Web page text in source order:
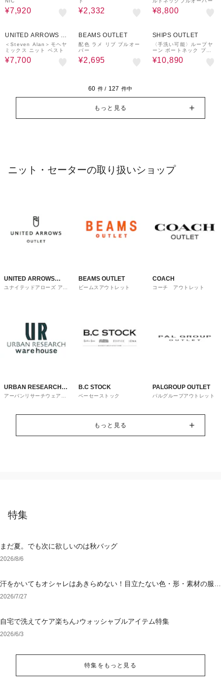
¥7,920 ¥2,332 ¥8,800
UNITED ARROWS O
UTLET
＜Steven Alan＞モヘヤ
ミックス ニット ベスト
¥7,700
BEAMS OUTLET
配色 ラメ リブ プルオー
バー
¥2,695
SHIPS OUTLET
〈手洗い可能〉ループヤ
ーン ボートネック プル
オーバー
¥10,890
60 件 / 127 件中
もっと見る
ニット・セーターの取り扱いショップ
UNITED ARROWS
OUTLET
ユナイテッドアローズ アウ
BEAMS OUTLET
ビームスアウトレット
COACH
コーチ アウトレット
URBAN RESEARCH
ware house
アーバンリサーチウェアハ
B.C STOCK
ベーセーストック
PALGROUP OUTLET
パルグループアウトレット
もっと見る
特集
まだ夏。でも次に欲しいのは秋バッグ
2026/8/6
汗をかいてもオシャレはあきらめない！目立たない色・形・素材の服を
アウトレットで
2026/7/27
自宅で洗えてケア楽ちん♪ウォッシャブルアイテム特集
2026/6/3
特集をもっと見る